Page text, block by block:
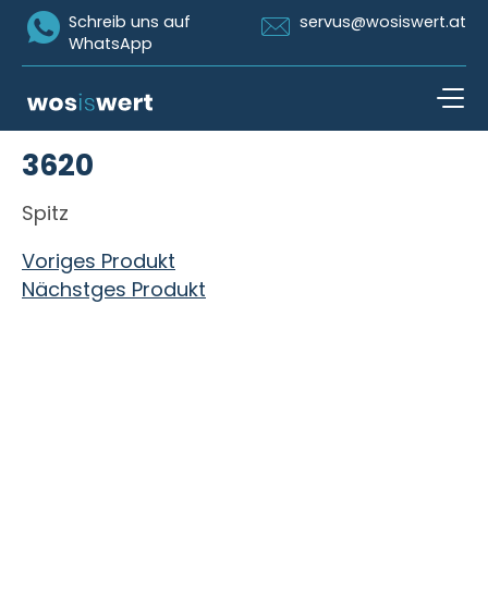
Icon Whatsapp
Schreib uns auf
WhatsApp
Icon Email
servus@wosiswert.at
3620
Spitz
Beitragsnavigation
Voriges Produkt
Nächstges Produkt